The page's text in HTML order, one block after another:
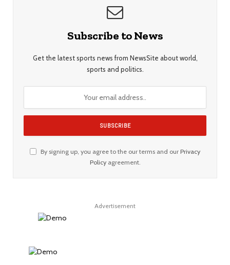
Subscribe to News
Get the latest sports news from NewsSite about world,
sports and politics.
By signing up, you agree to the our terms and our Privacy
Policyagreement.
Advertisement